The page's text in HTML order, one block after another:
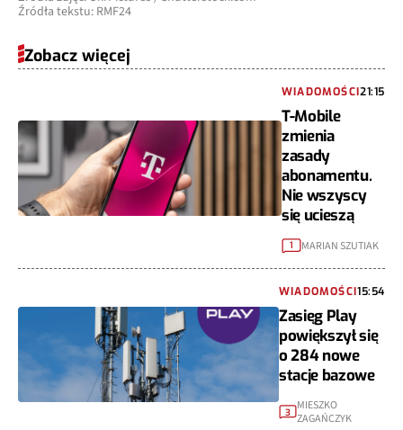
Źródła tekstu: RMF24
Zobacz więcej
WIADOMOŚCI21:15
T-Mobile
zmienia
zasady
abonamentu.
Nie wszyscy
się ucieszą
1 MARIAN SZUTIAK
WIADOMOŚCI15:54
Zasięg Play
powiększył się
o 284 nowe
stacje bazowe
3
MIESZKO
ZAGAŃCZYK